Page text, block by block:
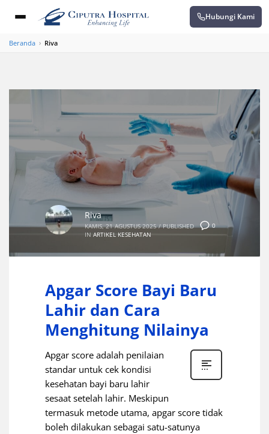
Hubungi Kami
Beranda › Riva
0
Riva
KAMIS, 21 AGUSTUS 2025 / PUBLISHED
IN ARTIKEL KESEHATAN
Apgar Score Bayi Baru
Lahir dan Cara
Menghitung Nilainya
Apgar score adalah penilaian
standar untuk cek kondisi
kesehatan bayi baru lahir
sesaat setelah lahir. Meskipun
termasuk metode utama, apgar score tidak
boleh dilakukan sebagai satu-satunya